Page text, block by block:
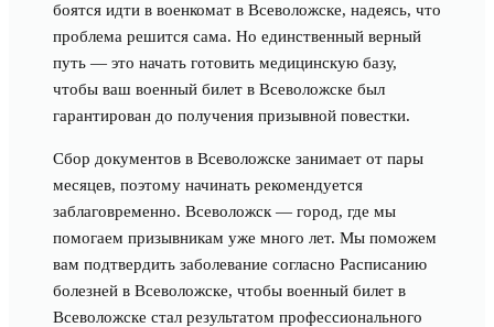
боятся идти в военкомат в Всеволожске, надеясь, что
проблема решится сама. Но единственный верный
путь — это начать готовить медицинскую базу,
чтобы ваш военный билет в Всеволожске был
гарантирован до получения призывной повестки.
Сбор документов в Всеволожске занимает от пары
месяцев, поэтому начинать рекомендуется
заблаговременно. Всеволожск — город, где мы
помогаем призывникам уже много лет. Мы поможем
вам подтвердить заболевание согласно Расписанию
болезней в Всеволожске, чтобы военный билет в
Всеволожске стал результатом профессионального